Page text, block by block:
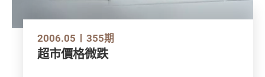
2006.05 355期
超市價格微跌